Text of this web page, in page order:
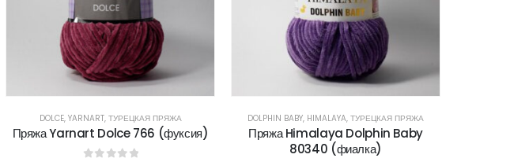
DOLCE, YARNART, ТУРЕЦКАЯ ПРЯЖА
Пряжа Yarnart Dolce 766 (фуксия)
DOLPHIN BABY, HIMALAYA, ТУРЕЦКАЯ ПРЯЖА
Пряжа Himalaya Dolphin Baby
80340 (фиалка)